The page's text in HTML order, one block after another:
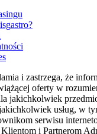
i zastrzega, że
oferty w
jakichkolwiek
usług, w
serwisu
i Partnerom